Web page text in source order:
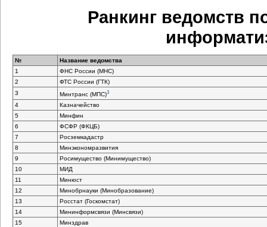
Ранкинг ведомств
№
Название ведомства
1
ФНС России (МНС)
2
ФТС России (ГТК)
3
Минтранс (МПС)3
4
Казначейство
5
Минфин
6
ФСФР (ФКЦБ)
7
Росземкадастр
8
Минэкономразвития
9
Росимущество (Минимущество)
10
МИД
11
Минюст
12
Минобрнауки (Минобразование)
13
Росстат (Госкомстат)
14
Мининформсвязи (Минсвязи)
15
Минздрав